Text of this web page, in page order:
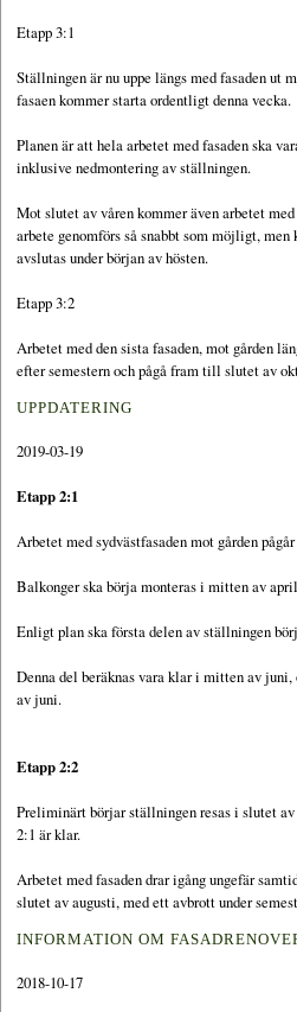
Etapp 3:1
Ställningen är nu uppe längs med fasaden ut
fasaen kommer starta ordentligt denna vecka.
Planen är att hela arbetet med fasaden ska
inklusive nedmontering av ställningen.
Mot slutet av våren kommer även arbetet
arbete genomförs så snabbt som möjligt, men
avslutas under början av hösten.
Etapp 3:2
Arbetet med den sista fasaden, mot gården
efter semestern och pågå fram till slutet av
UPPDATERING
2019-03-19
Etapp 2:1
Arbetet med sydvästfasaden mot gården
Balkonger ska börja monteras i mitten av
Enligt plan ska första delen av ställningen
Denna del beräknas vara klar i mitten av
av juni.
Etapp 2:2
Preliminärt börjar ställningen resas i slutet
2:1 är klar.
Arbetet med fasaden drar igång ungefär
slutet av augusti, med ett avbrott under
INFORMATION OM
2018-10-17